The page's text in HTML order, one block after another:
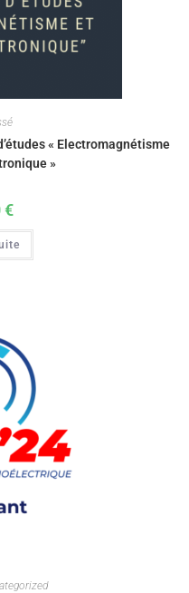
« Electromagnétisme
»
€